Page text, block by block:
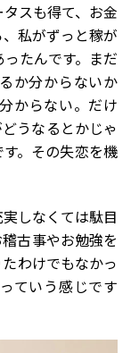
スも得て、お金
私がずっと稼が
たんです。まだ
か分からないか
からない。だけ
うなるとかじゃ
。その失恋を機
しなくては駄目
古事やお勉強を
わけでもなかっ
ていう感じです